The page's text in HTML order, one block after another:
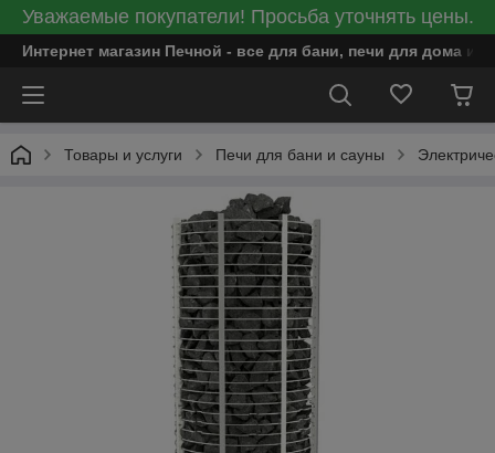
Уважаемые покупатели! Просьба уточнять цены.
Интернет магазин Печной - все для бани, печи для дома и
Товары и услуги Печи для бани и сауны